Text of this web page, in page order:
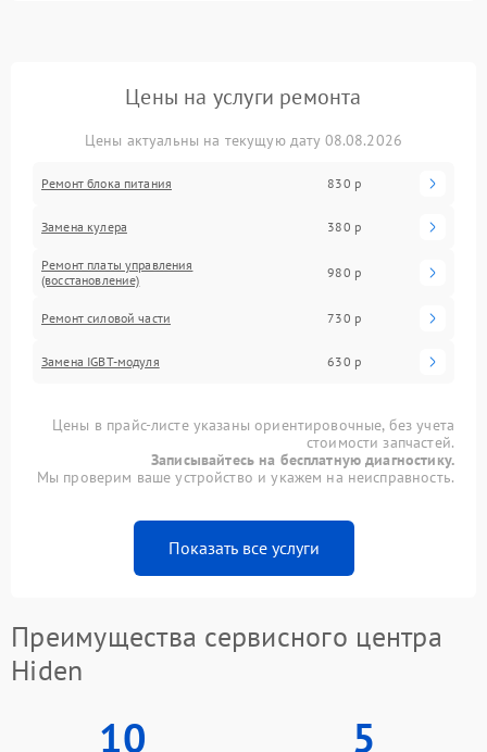
Цены на услуги ремонта
Цены актуальны на текущую дату 08.08.2026
Ремонт блока питания 830 р
Замена кулера 380 р
Ремонт платы управления
(восстановление)
980 р
Ремонт силовой части 730 р
Замена IGBT-модуля 630 р
Цены в прайс-листе указаны ориентировочные, без учета
стоимости запчастей.
Записывайтесь на бесплатную диагностику.
Мы проверим ваше устройство и укажем на неисправность.
Показать все услуги
Преимущества сервисного центра
Hiden
10 5